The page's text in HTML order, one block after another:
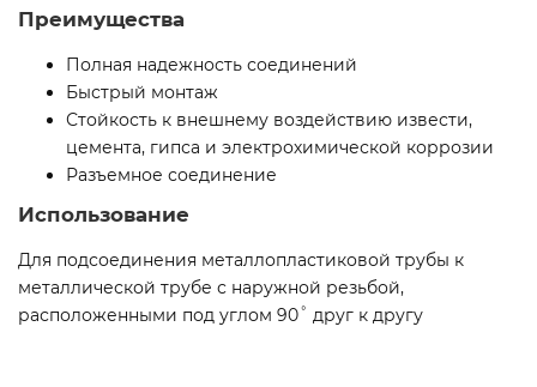
Преимущества
Полная надежность соединений
Быстрый монтаж
Стойкость к внешнему воздействию извести,
цемента, гипса и электрохимической коррозии
Разъемное соединение
Использование
Для подсоединения металлопластиковой трубы к
металлической трубе с наружной резьбой,
расположенными под углом 90˚ друг к другу